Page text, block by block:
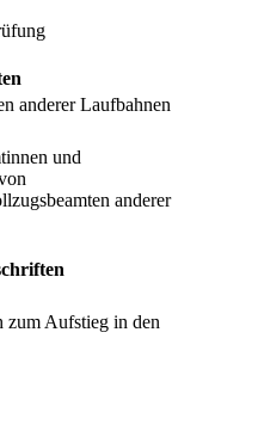
anderer Laufbahnen
und
anderer
zum Aufstieg in den